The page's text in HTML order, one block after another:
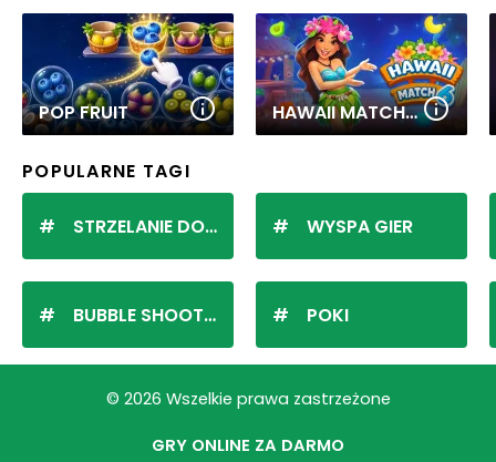
POP FRUIT HAWAII MATCH 6
POPULARNE TAGI
STRZELANIE DO KULEK
BUBBLE SHOOTER
WYSPA GIER
POKI
© 2026 Wszelkie prawa zastrzeżone
GRY ONLINE ZA DARMO